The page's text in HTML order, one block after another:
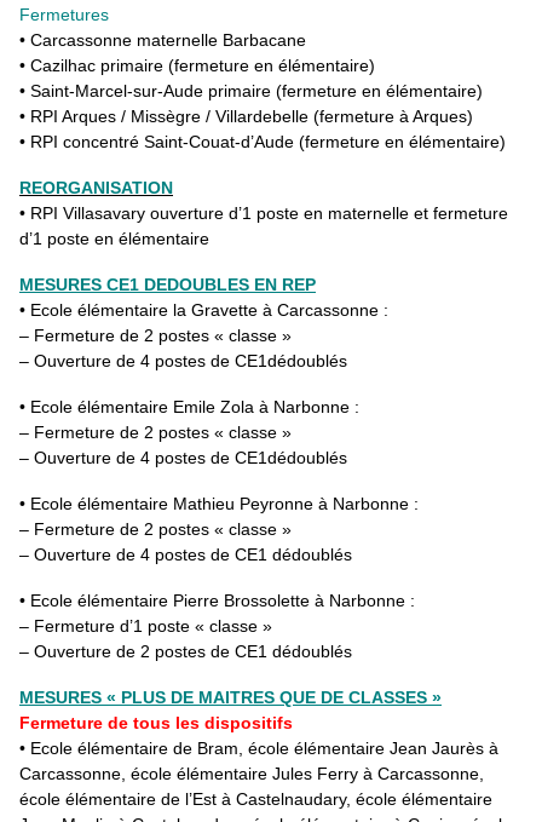
Fermetures
• Carcassonne maternelle Barbacane
• Cazilhac primaire (fermeture en élémentaire)
• Saint-Marcel-sur-Aude primaire (fermeture en élémentaire)
• RPI Arques / Missègre / Villardebelle (fermeture à Arques)
• RPI concentré Saint-Couat-d’Aude (fermeture en élémentaire)
REORGANISATION
• RPI Villasavary ouverture d’1 poste en maternelle et fermeture
d’1 poste en élémentaire
MESURES CE1 DEDOUBLES EN REP
• Ecole élémentaire la Gravette à Carcassonne :
– Fermeture de 2 postes « classe »
– Ouverture de 4 postes de CE1dédoublés
• Ecole élémentaire Emile Zola à Narbonne :
– Fermeture de 2 postes « classe »
– Ouverture de 4 postes de CE1dédoublés
• Ecole élémentaire Mathieu Peyronne à Narbonne :
– Fermeture de 2 postes « classe »
– Ouverture de 4 postes de CE1 dédoublés
• Ecole élémentaire Pierre Brossolette à Narbonne :
– Fermeture d’1 poste « classe »
– Ouverture de 2 postes de CE1 dédoublés
MESURES « PLUS DE MAITRES QUE DE CLASSES »
Fermeture de tous les dispositifs
• Ecole élémentaire de Bram, école élémentaire Jean Jaurès à
Carcassonne, école élémentaire Jules Ferry à Carcassonne,
école élémentaire de l’Est à Castelnaudary, école élémentaire